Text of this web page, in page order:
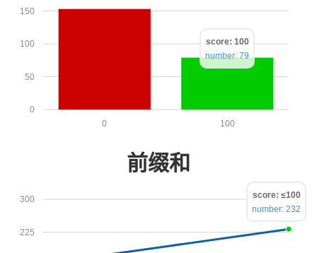
0
50
100
150
100
0
score: 100
number: 79
前缀和
225
300
score: ≤100
number: 232